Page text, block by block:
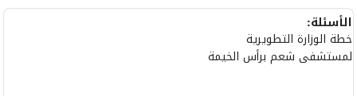
الأسئلة:
خطة الوزارة التطويرية
لمستشفى شعم برأس الخيمة